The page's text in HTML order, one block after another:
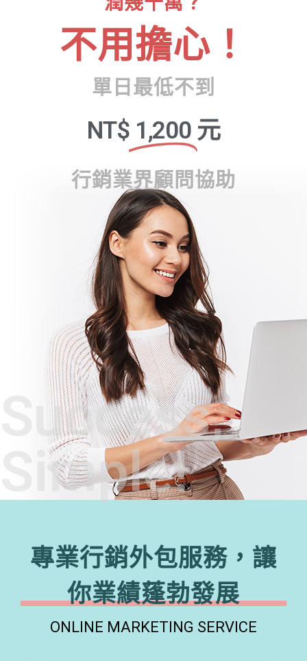
Success,
Simple!
不用擔心！
單日最低不到
NT$ 1,200 元
行銷業界顧問協助
專業行銷外包服務，讓
你業績蓬勃發展
ONLINE MARKETING SERVICE